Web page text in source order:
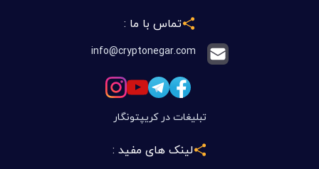
تماس با ما :
info@cryptonegar.com
تبلیغات در کریپتونگار
لینک های مفید :